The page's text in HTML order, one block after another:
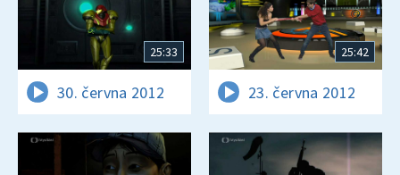
25:33
30. června 2012
25:42
23. června 2012